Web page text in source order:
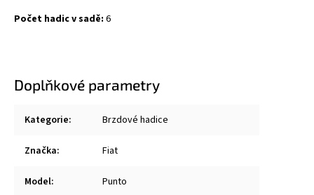
Počet hadic v sadě: 6
Doplňkové parametry
Kategorie: Brzdové hadice
Značka: Fiat
Model: Punto